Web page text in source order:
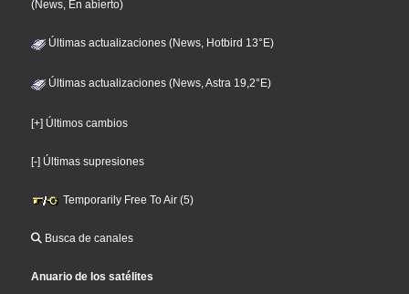
(News, En abierto)
Últimas actualizaciones (News, Hotbird 13°E)
Últimas actualizaciones (News, Astra 19,2°E)
[+] Últimos cambios
[-] Últimas supresiones
Temporarily Free To Air (5)
Busca de canales
Anuario de los satélites